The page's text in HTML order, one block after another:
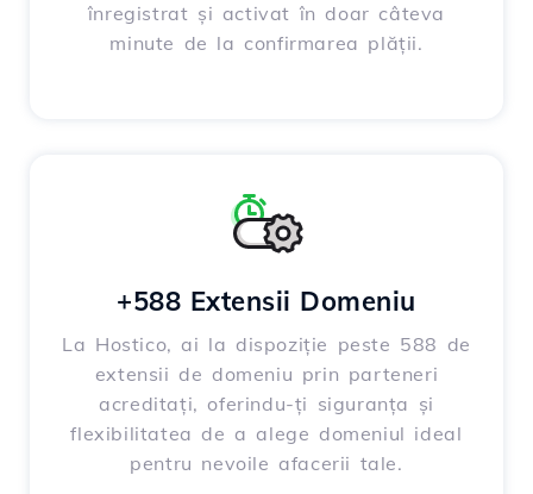
înregistrat și activat în doar câteva
minute de la confirmarea plății.
+588 Extensii Domeniu
La Hostico, ai la dispoziție peste 588 de
extensii de domeniu prin parteneri
acreditați, oferindu-ți siguranța și
flexibilitatea de a alege domeniul ideal
pentru nevoile afacerii tale.